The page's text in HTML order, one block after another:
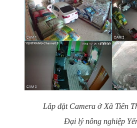
Lắp đặt Camera ở Xã Tiên
Đại lý nông nghiệp